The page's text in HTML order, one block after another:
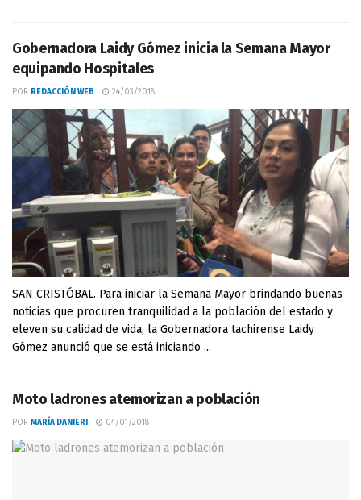
Gobernadora Laidy Gómez inicia la Semana Mayor
equipando Hospitales
POR REDACCIÓN WEB 24/03/2018
SAN CRISTÓBAL. Para iniciar la Semana Mayor brindando buenas
noticias que procuren tranquilidad a la población del estado y
eleven su calidad de vida, la Gobernadora tachirense Laidy
Gómez anunció que se está iniciando ...
Moto ladrones atemorizan a población
POR MARÍA DANIERI 04/01/2018